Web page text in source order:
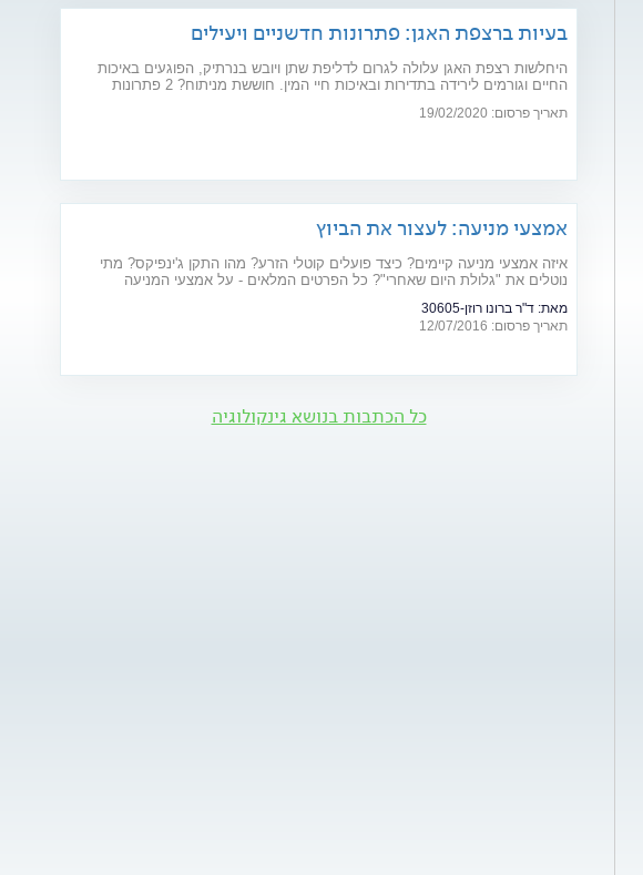
בעיות ברצפת האגן: פתרונות חדשניים ויעילים
היחלשות רצפת האגן עלולה לגרום לדליפת שתן ויובש בנרתיק, הפוגעים באיכות
החיים וגורמים לירידה בתדירות ובאיכות חיי המין. חוששת מניתוח? 2 פתרונות
תאריך פרסום: 19/02/2020
אמצעי מניעה: לעצור את הביוץ
איזה אמצעי מניעה קיימים? כיצד פועלים קוטלי הזרע? מהו התקן ג'ינפיקס? מתי
נוטלים את "גלולת היום שאחרי"? כל הפרטים המלאים - על אמצעי המניעה
מאת: ד"ר ברונו רוזן-30605
תאריך פרסום: 12/07/2016
כל הכתבות בנושא גינקולוגיה